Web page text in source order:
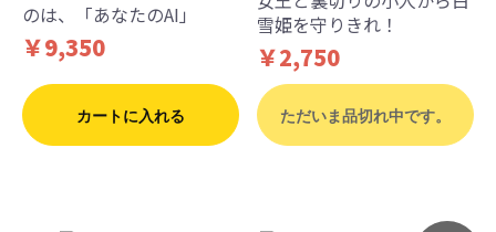
のは、「あなたのAI」
￥9,350
カートに入れる
雪姫を守りきれ！
￥2,750
ただいま品切れ中です。